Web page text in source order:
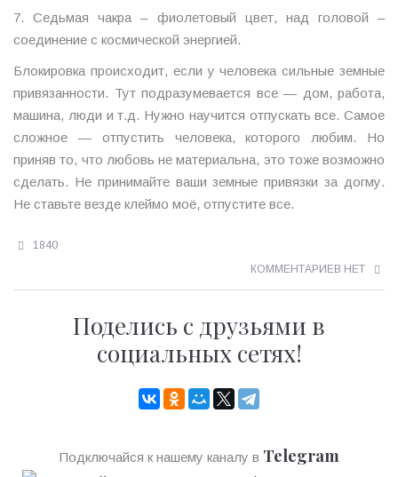
7. Седьмая чакра – фиолетовый цвет, над головой –
соединение с космической энергией.
Блокировка происходит, если у человека сильные земные
привязанности. Тут подразумевается все — дом, работа,
машина, люди и т.д. Нужно научится отпускать все. Самое
сложное — отпустить человека, которого любим. Но
приняв то, что любовь не материальна, это тоже возможно
сделать. Не принимайте ваши земные привязки за догму.
Не ставьте везде клеймо моё, отпустите все.
1840
КОММЕНТАРИЕВ НЕТ
Поделись с друзьями в
социальных сетях!
Подключайся к нашему каналу в Telegram